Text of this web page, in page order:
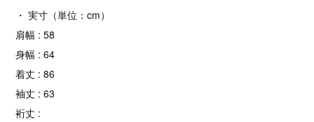
・ 実寸（単位：cm）
肩幅 : 58
身幅 : 64
着丈 : 86
袖丈 : 63
裄丈 :